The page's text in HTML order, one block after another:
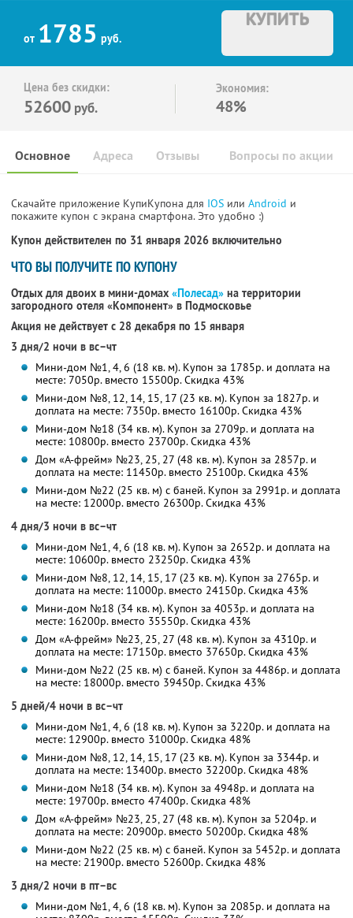
от 1785 руб.
КУПИТЬ
Цена без скидки:
52600 руб.
Экономия:
48%
Основное Отзывы Вопросы по акции
Адреса
Скачайте приложение КупиКупона для IOS или Android и
покажите купон с экрана смартфона. Это удобно :)
Купон действителен по 31 января 2026 включительно
ЧТО ВЫ ПОЛУЧИТЕ ПО КУПОНУ
Отдых для двоих в мини-домах «Полесад» на территории
загородного отеля «Компонент» в Подмосковье
Акция не действует с 28 декабря по 15 января
3 дня/2 ночи в вс–чт
Мини-дом №1, 4, 6 (18 кв. м). Купон за 1785р. и доплата на
месте: 7050р. вместо 15500р. Скидка 43%
Мини-дом №8, 12, 14, 15, 17 (23 кв. м). Купон за 1827р. и
доплата на месте: 7350р. вместо 16100р. Скидка 43%
Мини-дом №18 (34 кв. м). Купон за 2709р. и доплата на
месте: 10800р. вместо 23700р. Скидка 43%
Дом «А-фрейм» №23, 25, 27 (48 кв. м). Купон за 2857р. и
доплата на месте: 11450р. вместо 25100р. Скидка 43%
Мини-дом №22 (25 кв. м) с баней. Купон за 2991р. и доплата
на месте: 12000р. вместо 26300р. Скидка 43%
4 дня/3 ночи в вс–чт
Мини-дом №1, 4, 6 (18 кв. м). Купон за 2652р. и доплата на
месте: 10600р. вместо 23250р. Скидка 43%
Мини-дом №8, 12, 14, 15, 17 (23 кв. м). Купон за 2765р. и
доплата на месте: 11000р. вместо 24150р. Скидка 43%
Мини-дом №18 (34 кв. м). Купон за 4053р. и доплата на
месте: 16200р. вместо 35550р. Скидка 43%
Дом «А-фрейм» №23, 25, 27 (48 кв. м). Купон за 4310р. и
доплата на месте: 17150р. вместо 37650р. Скидка 43%
Мини-дом №22 (25 кв. м) с баней. Купон за 4486р. и доплата
на месте: 18000р. вместо 39450р. Скидка 43%
5 дней/4 ночи в вс–чт
Мини-дом №1, 4, 6 (18 кв. м). Купон за 3220р. и доплата на
месте: 12900р. вместо 31000р. Скидка 48%
Мини-дом №8, 12, 14, 15, 17 (23 кв. м). Купон за 3344р. и
доплата на месте: 13400р. вместо 32200р. Скидка 48%
Мини-дом №18 (34 кв. м). Купон за 4948р. и доплата на
месте: 19700р. вместо 47400р. Скидка 48%
Дом «А-фрейм» №23, 25, 27 (48 кв. м). Купон за 5204р. и
доплата на месте: 20900р. вместо 50200р. Скидка 48%
Мини-дом №22 (25 кв. м) с баней. Купон за 5452р. и доплата
на месте: 21900р. вместо 52600р. Скидка 48%
3 дня/2 ночи в пт–вс
Мини-дом №1, 4, 6 (18 кв. м). Купон за 2085р. и доплата на